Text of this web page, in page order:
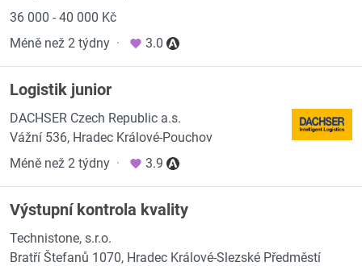
36 000 - 40 000 Kč
Méně než 2 týdny · 3.0
Logistik junior
DACHSER Czech Republic a.s.
Vážní 536, Hradec Králové-Pouchov
Méně než 2 týdny · 3.9
Výstupní kontrola kvality
Technistone, s.r.o.
Bratří Štefanů 1070, Hradec Králové-Slezské Předměstí